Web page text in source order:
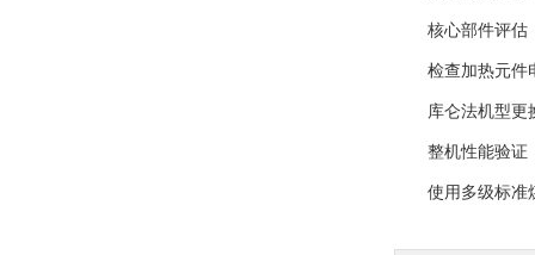
核心部件评估
检查加热元件电
库仑法机型更换
整机性能验证
使用多级标准煤